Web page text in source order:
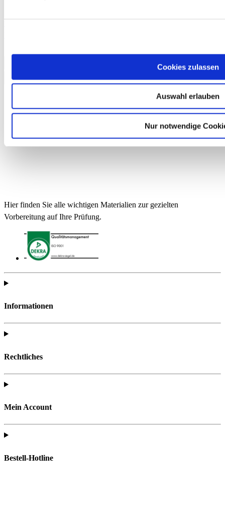
Cookies zulassen
Auswahl erlauben
Nur notwendige
Hier finden Sie alle wichtigen Materialien zur gezielten
Vorbereitung auf Ihre Prüfung.
Informationen
Rechtliches
Mein Account
Bestell-Hotline